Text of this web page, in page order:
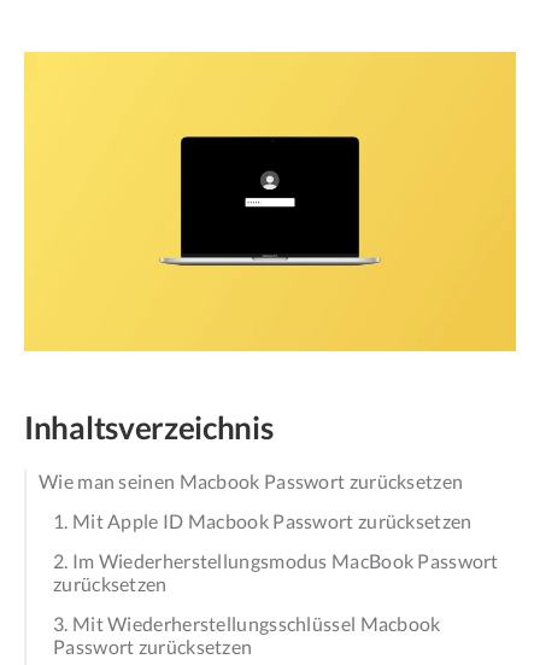
Inhaltsverzeichnis
Wie man seinen Macbook Passwort zurücksetzen
1. Mit Apple ID Macbook Passwort zurücksetzen
2. Im Wiederherstellungsmodus MacBook Passwort
zurücksetzen
3. Mit Wiederherstellungsschlüssel Macbook
Passwort zurücksetzen